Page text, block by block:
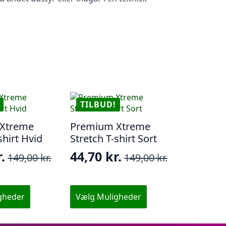
Hvid
149,00kr.
TILBUD!
Premium Xtreme
Stretch T-shirt Sort
149,00kr.
Den
pris
var:
44,70 kr.
Den
pris
er:
Vælg Muligheder
vare
flere